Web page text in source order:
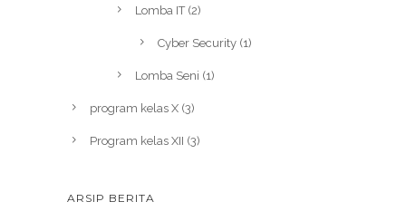
Lomba IT(2)
Cyber Security (1)
Lomba Seni (1)
program kelas X (3)
Program kelas XII (3)
ARSIP BERITA